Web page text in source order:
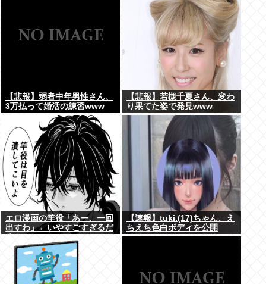
【悲報】弱者中年男性さん、
3万払って婚活の練習www
【悲報】若槻千夏さん、変わ
り果てた姿で発見www
エロ漫画の竿役「あー、一回
出すわ」←いやすごすぎるだ
【速報】tuki.(17)ちゃん、え
ちえち色白ボディを公開
www